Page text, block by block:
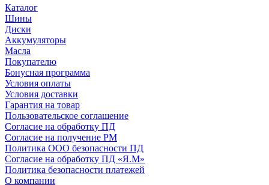
Каталог
Шины
Диски
Аккумуляторы
Масла
Покупателю
Бонусная программа
Условия оплаты
Условия доставки
Гарантия на товар
Пользовательское соглашение
Согласие на обработку ПД
Согласие на получение РМ
Политика ООО безопасности ПД
Согласие на обработку ПД «Я.М»
Политика безопасности платежей
О компании